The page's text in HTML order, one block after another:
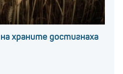
храните достигнаха